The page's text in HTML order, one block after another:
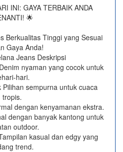
INI: GAYA TERBAIK ANDA
🌟
Berkualitas Tinggi yang Sesuai
Gaya Anda!
Jeans Deskripsi
nyaman yang cocok untuk
hari.
sempurna untuk cuaca
tropis.
dengan kenyamanan ekstra.
dengan banyak kantong untuk
outdoor.
kasual dan edgy yang
trend.